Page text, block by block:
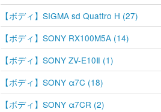
【ボディ】SIGMA sd Quattro H (27)
【ボディ】SONY RX100M5A (14)
【ボディ】SONY ZV-E10Ⅱ (1)
【ボディ】SONY α7C (18)
【ボディ】SONY α7CR (2)